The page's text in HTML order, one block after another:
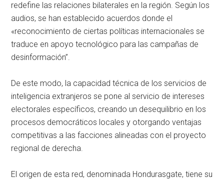
redefine las relaciones bilaterales en la región. Según los
audios, se han establecido acuerdos donde el
«reconocimiento de ciertas políticas internacionales se
traduce en apoyo tecnológico para las campañas de
desinformación”.
De este modo, la capacidad técnica de los servicios de
inteligencia extranjeros se pone al servicio de intereses
electorales específicos, creando un desequilibrio en los
procesos democráticos locales y otorgando ventajas
competitivas a las facciones alineadas con el proyecto
regional de derecha.
El origen de esta red, denominada Hondurasgate, tiene su